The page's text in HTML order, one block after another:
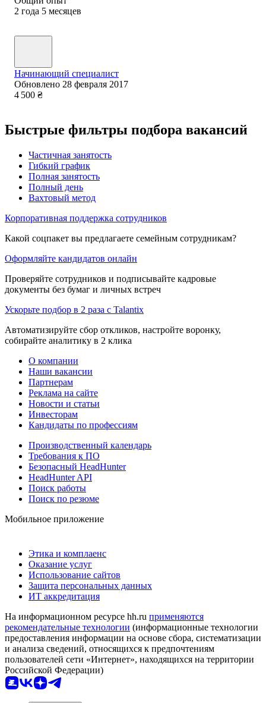
2 года 5 месяцев
Начинающий специалист
Обновлено 28 февраля 2017
4 500 ₴
Быстрые фильтры подбора вакансий
Частичная занятость
Гибкий график
Полная занятость
Полный день
Вахтовый метод
Корпоративная поддержка сотрудников
Какой соцпакет вы предлагаете семейным сотрудникам?
Оформляйте кандидатов онлайн
Проверяйте сотрудников и подписывайте кадровые
документы без бумаг и личных встреч
Ускорьте подбор в 2 раза с Talantix
Автоматизируйте сбор откликов, настройте воронку,
собирайте аналитику в 2 клика
О компании
Наши вакансии
Партнерам
Реклама на сайте
Новости и статьи
Инвесторам
Кандидаты по профессиям
Производственный календарь
Требования к ПО
Безопасный HeadHunter
HeadHunter API
Поиск работы
Поиск по резюме
Мобильное приложение
Этика и комплаенс
Оказание услуг
Использование сайтов
Защита персональных данных
ИТ аккредитация
На информационном ресурсе hh.ru применяются
рекомендательные технологии (информационные технологии
предоставления информации на основе сбора, систематизации
и анализа сведений, относящихся к предпочтениям
пользователей сети «Интернет», находящихся на территории
Российской Федерации)